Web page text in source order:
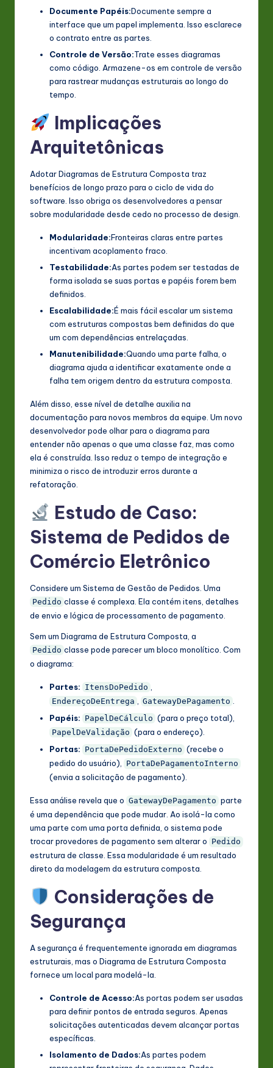
Documente Papéis:Documente sempre a
interface que um papel implementa. Isso esclarece
o contrato entre as partes.
Controle de Versão:Trate esses diagramas
como código. Armazene-os em controle de versão
para rastrear mudanças estruturais ao longo do
tempo.
Implicações
Arquitetônicas
Adotar Diagramas de Estrutura Composta traz
benefícios de longo prazo para o ciclo de vida do
software. Isso obriga os desenvolvedores a pensar
sobre modularidade desde cedo no processo de design.
Modularidade:Fronteiras claras entre partes
incentivam acoplamento fraco.
Testabilidade:As partes podem ser testadas de
forma isolada se suas portas e papéis forem bem
definidos.
Escalabilidade:É mais fácil escalar um sistema
com estruturas compostas bem definidas do que
um com dependências entrelaçadas.
Manutenibilidade:Quando uma parte falha, o
diagrama ajuda a identificar exatamente onde a
falha tem origem dentro da estrutura composta.
Além disso, esse nível de detalhe auxilia na
documentação para novos membros da equipe. Um novo
desenvolvedor pode olhar para o diagrama para
entender não apenas o que uma classe faz, mas como
ela é construída. Isso reduz o tempo de integração e
minimiza o risco de introduzir erros durante a
refatoração.
Estudo de Caso:
Sistema de Pedidos de
Comércio Eletrônico
Considere um Sistema de Gestão de Pedidos. Uma
Pedido classe é complexa. Ela contém itens, detalhes
de envio e lógica de processamento de pagamento.
Sem um Diagrama de Estrutura Composta, a
Pedido classe pode parecer um bloco monolítico. Com
o diagrama:
Partes: ItensDoPedido
EndereçoDeEntrega GatewayDePagamento
Papéis: PapelDeCálculo (para o preço total),
PapelDeValidação (para o endereço).
Portas: PortaDePedidoExterno (recebe o
pedido do usuário), PortaDePagamentoInterno
(envia a solicitação de pagamento).
Essa análise revela que o GatewayDePagamento parte
é uma dependência que pode mudar. Ao isolá-la como
uma parte com uma porta definida, o sistema pode
trocar provedores de pagamento sem alterar o Pedido
estrutura de classe. Essa modularidade é um resultado
direto da modelagem da estrutura composta.
Considerações de
Segurança
A segurança é frequentemente ignorada em diagramas
estruturais, mas o Diagrama de Estrutura Composta
fornece um local para modelá-la.
Controle de Acesso:As portas podem ser usadas
para definir pontos de entrada seguros. Apenas
solicitações autenticadas devem alcançar portas
específicas.
Isolamento de Dados:As partes podem